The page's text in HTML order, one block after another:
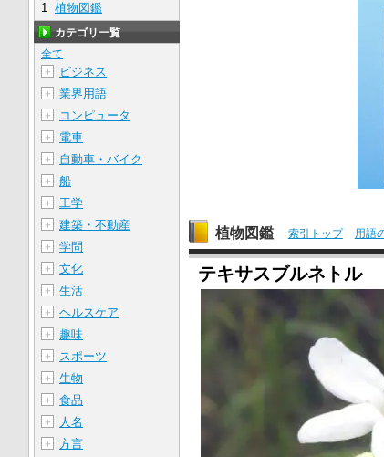
植物図鑑 索引トップ 用語
テキサスブルネトル
1 植物図鑑
カテゴリ一覧
全て
＋
ビジネス
＋ 業界用語
＋ コンピュータ
＋ 電車
＋ 自動車・バイク
＋ 船
＋ 工学
＋ 建築・不動産
＋ 学問
＋ 文化
＋ 生活
＋ ヘルスケア
＋ 趣味
＋ スポーツ
＋ 生物
＋ 食品
＋ 人名
＋ 方言